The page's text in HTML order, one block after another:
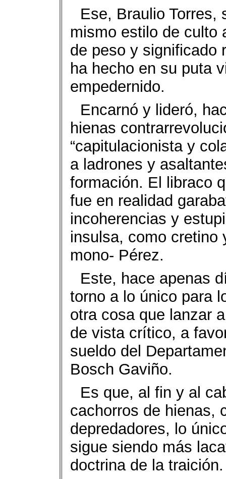
Ese, Braulio Torres,
mismo estilo de culto
de peso y significado
ha hecho en su puta
empedernido.
Encarnó y lideró,
hienas
“capitulacionista y
a ladrones y
formación. El libraco
fue en realidad
incoherencias y
insulsa, como cretino
mono- Pérez.
Este, hace apenas
torno a lo único para
otra cosa que lanzar
de vista crítico, a
sueldo del
Bosch Gaviño.
Es que, al fin y al
cachorros de hienas,
depredadores, lo
sigue siendo más
doctrina de la traición.